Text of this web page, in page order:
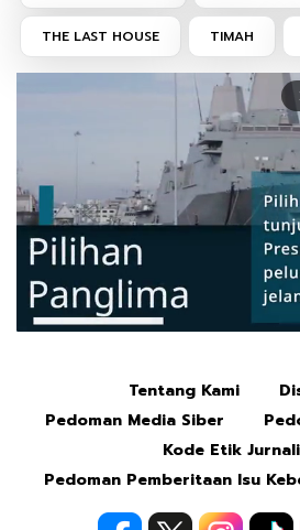
THE LAST HOUSE TIMAH
Tentang Kami
Pedoman Media Siber
Kode Etik
Pedoman Pemberitaan Isu